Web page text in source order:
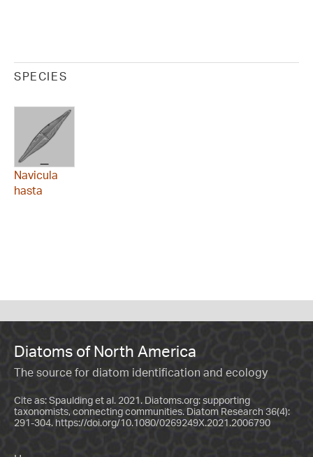
SPECIES
Navicula
hasta
Diatoms of North America
The source for diatom identification and ecology
Cite as: Spaulding et al. 2021. Diatoms.org: supporting
taxonomists, connecting communities. Diatom Research 36(4):
291-304. https://doi.org/10.1080/0269249X.2021.2006790